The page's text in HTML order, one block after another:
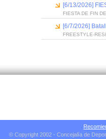
[6/13/2026]
FIESTA DE FIN
[6/7/2026]
FREESTYLE-
© Copyright 2002 - Concejalía de